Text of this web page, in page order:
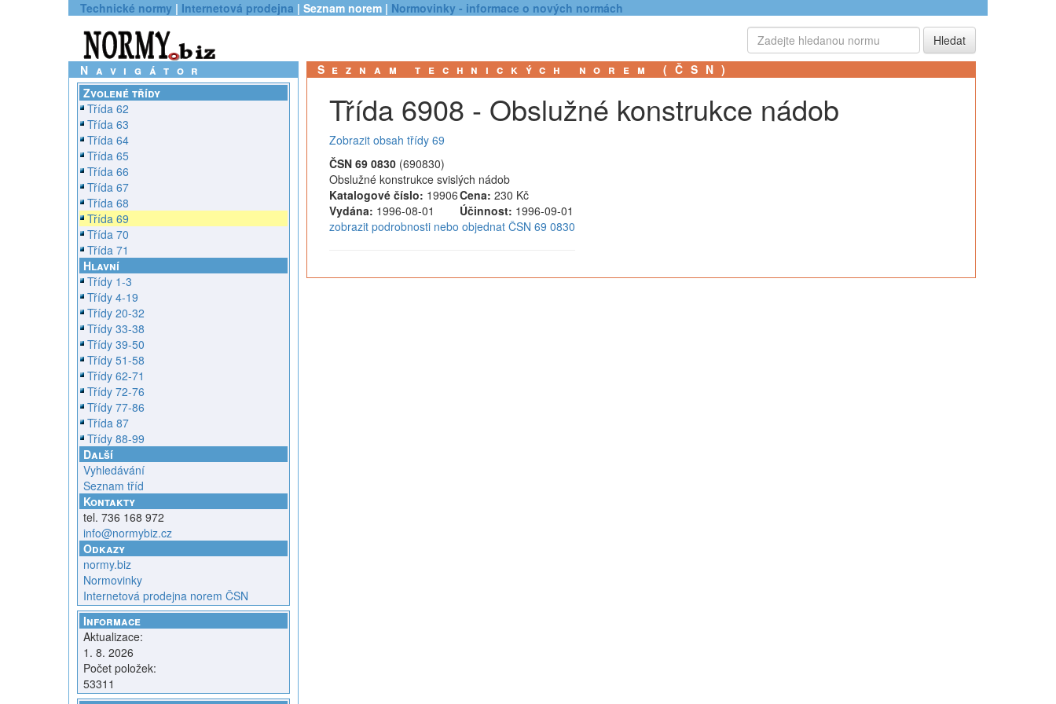
Technické normy | Internetová prodejna | Seznam norem | Normovinky - informace o nových normách
Navigátor
Zvolené třídy
Třída 62
Třída 63
Třída 64
Třída 65
Třída 66
Třída 67
Třída 68
Třída 69
Třída 70
Třída 71
Hlavní
Třídy 1-3
Třídy 4-19
Třídy 20-32
Třídy 33-38
Třídy 39-50
Třídy 51-58
Třídy 62-71
Třídy 72-76
Třídy 77-86
Třída 87
Třídy 88-99
Další
Vyhledávání
Seznam tříd
Kontakty
tel. 736 168 972
info@normybiz.cz
Odkazy
normy.biz
Normovinky
Internetová prodejna norem ČSN
Informace
Aktualizace:
1. 8. 2026
Počet položek:
53311
Seznam technických norem (ČSN)
Třída 6908 - Obslužné konstrukce nádob
Zobrazit obsah třídy 69
ČSN 69 0830(690830)
Obslužné konstrukce svislých nádob
Katalogové číslo: 19906Cena: 230 Kč
Vydána: 1996-08-01 Účinnost: 1996-09-01
zobrazit podrobnosti nebo objednat ČSN 69 0830